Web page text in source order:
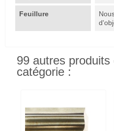
Feuillure
99 autres
catégorie :